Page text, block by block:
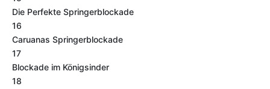
Die Perfekte Springerblockade
16
Caruanas Springerblockade
17
Blockade im Königsinder
18